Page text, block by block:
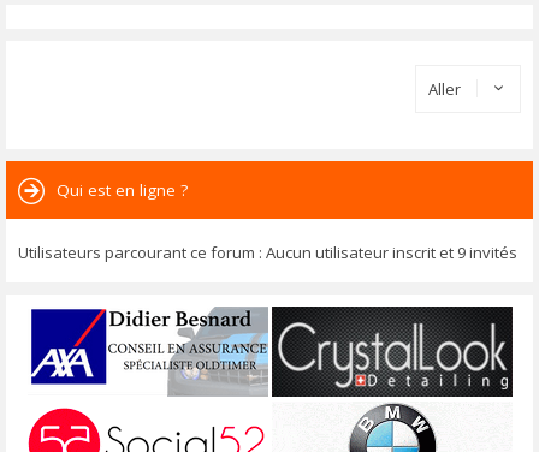
Aller
Qui est en ligne ?
Utilisateurs parcourant ce forum : Aucun utilisateur inscrit et 9 invités